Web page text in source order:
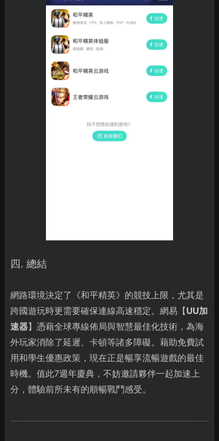
四. 總結
網路環境決定了《和平精英》的競技上限，尤其是
跨國遊玩時更需要確保連線高速穩定。網易【UU加
速器】憑藉全球專線佈局與智慧最佳化技術，為海
外玩家消除了延遲、卡頓等諸多障礙。藉助免費試
用和學生優惠政策，現在正是暢享流暢遊戲的最佳
時機。值此7週年慶典，不妨邀請夥伴一起加速上
分，體驗前所未有的順暢戰鬥感受。